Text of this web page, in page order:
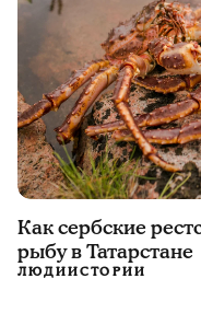
Как сербские
рыбу в Татарстане
ЛЮДИИСТОРИИ